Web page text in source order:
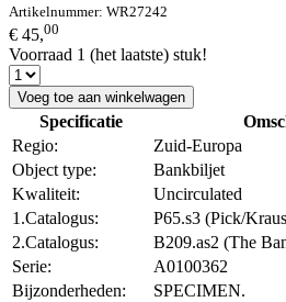
Artikelnummer: WR27242
€ 45,00
Voorraad 1 (het laatste) stuk!
Voeg toe aan winkelwagen
Specificatie
Regio:
Zuid-Europa
Object type:
Bankbiljet
Kwaliteit:
Uncirculated
1.Catalogus:
P65.s3 (Pick/
2.Catalogus:
B209.as2 (The
Serie:
A0100362
Bijzonderheden:
SPECIMEN.